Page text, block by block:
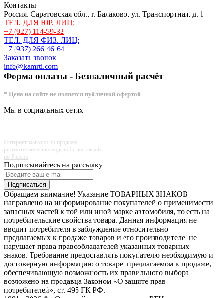
Контакты
Россия, Саратовская обл., г. Балаково, ул. Транспортная, д. 1
ТЕЛ. ДЛЯ ЮР. ЛИЦ:
+7 (927) 114-59-32
ТЕЛ. ДЛЯ ФИЗ. ЛИЦ:
+7 (937) 266-46-64
Заказать звонок
info@kamrti.com
Форма оплаты - Безналичный расчёт
* Цена на сайте не является публичной офертой
Мы в социальных сетях
Интернет-магазин по продаже
резинотехнических изделий с доставкой
по России
Подписывайтесь на рассылку
Подписаться
Обращаем внимание! Указание ТОВАРНЫХ ЗНАКОВ
направлено на информирование покупателей о применимости
запасных частей к той или иной марке автомобиля, то есть на
потребительские свойства товара. Данная информация не
вводит потребителя в заблуждение относительно
предлагаемых к продаже товаров и его производителе, не
нарушает права правообладателей указанных товарных
знаков. Требование предоставлять покупателю необходимую и
достоверную информацию о товаре, предлагаемом к продаже,
обеспечивающую возможность их правильного выбора
возложено на продавца Законом «О защите прав
потребителей», ст. 495 ГК РФ.